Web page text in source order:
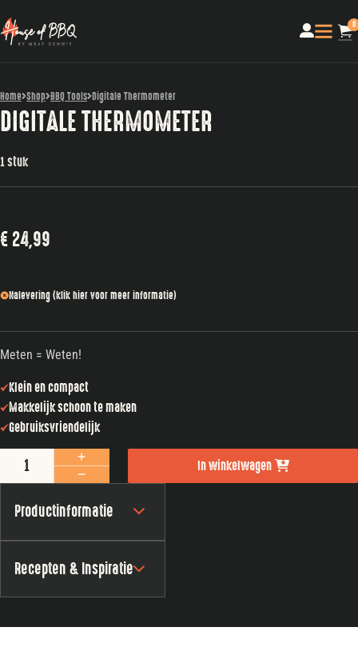
0
Home Shop BBQ Tools Digitale Thermometer
DIGITALE THERMOMETER
1 stuk
€ 24,99
Nalevering (klik hier voor meer informatie)
Meten = Weten!
Klein en compact
Makkelijk schoon te maken
Gebruiksvriendelijk
Digitale Thermometer aantal In winkelwagen
Productinformatie
Recepten & Inspiratie